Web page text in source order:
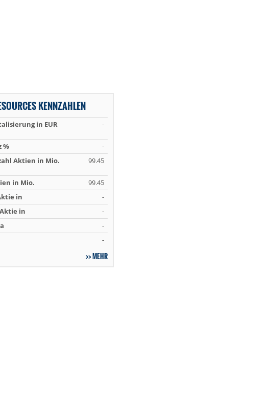
KENNZAHLEN
in EUR -
%
-
Aktien in Mio.
99.45
in Mio.
99.45
in
-
in
-
-
-
MEHR